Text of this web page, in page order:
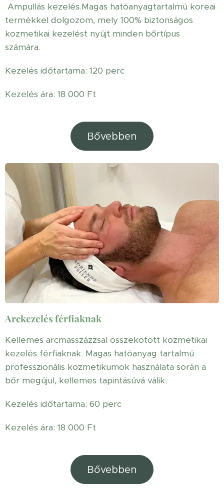
Ampullás kezelés.Magas hatóanyagtartalmú koreai
termékkel dolgozom, mely 100% biztonságos
kozmetikai kezelést nyújt minden bőrtípus
számára.
Kezelés időtartama: 120 perc
Kezelés ára: 18 000 Ft
Bővebben
Arckezelés férfiaknak
Kellemes arcmasszázzsal összekötött kozmetikai
kezelés férfiaknak. Magas hatóanyag tartalmú
professzionális kozmetikumok használata során a
bőr megújul, kellemes tapintásúvá válik.
Kezelés időtartama: 60 perc
Kezelés ára: 18 000 Ft
Bővebben